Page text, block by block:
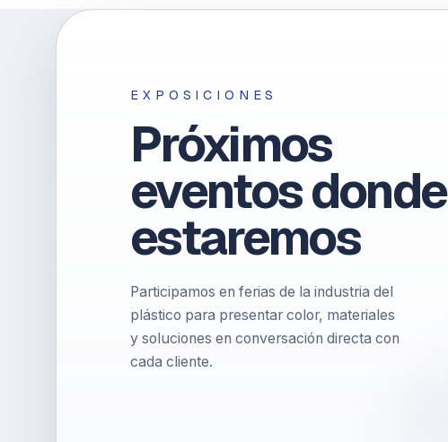
EXPOSICIONES
Próximos
eventos donde
estaremos
Participamos en ferias de la industria del
plástico para presentar color, materiales
y soluciones en conversación directa con
cada cliente.